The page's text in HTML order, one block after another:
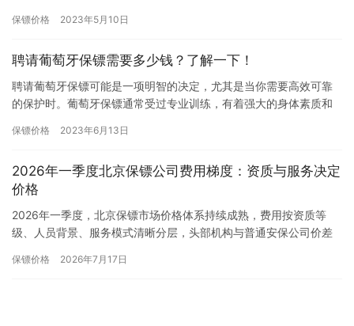
保镖价格 2023年5月10日
聘请葡萄牙保镖需要多少钱？了解一下！
聘请葡萄牙保镖可能是一项明智的决定，尤其是当你需要高效可靠
的保护时。葡萄牙保镖通常受过专业训练，有着强大的身体素质和
会好奇…
保镖价格 2023年6月13日
2026年一季度北京保镖公司费用梯度：资质与服务决定
价格
2026年一季度，北京保镖市场价格体系持续成熟，费用按资质等
级、人员背景、服务模式清晰分层，头部机构与普通安保公司价差
团…
保镖价格 2026年7月17日